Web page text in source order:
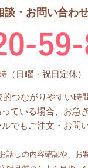
談・お問い合わ
（日曜・祝日定休）
的つながりやすい時
ている場合、お急
でもご注文・お問
話しの内容確認や、お